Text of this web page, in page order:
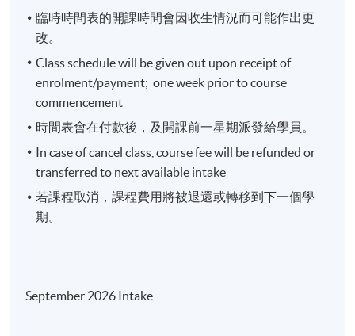
Details covered in Management Discussion and
Analysis (MD&A), Chairman Statement and Segment
Highlight - analyze a company's business strategies,
operation environment and future outlook
Week 2: Financial Ratios and applying the ratios to
conduct Financial Analysis
Step by step illustration to calculate key ratios
Analyze profitability, operation efficiency, financial
strength, liquidity and valuation multiples
in class group discussion to apply ratio output in
臨時時間表的開課時間會因收生情況而可能作出更
改。
Class schedule will be given out upon receipt of
enrolment/payment; one week prior to course
commencement
時間表會在付款後，及開課前一星期派發給學員。
In case of cancel class, course fee will be refunded or
transferred to next available intake
若課程取消，課程費用將被退還或轉移到下一個學
期。
September 2026 Intake